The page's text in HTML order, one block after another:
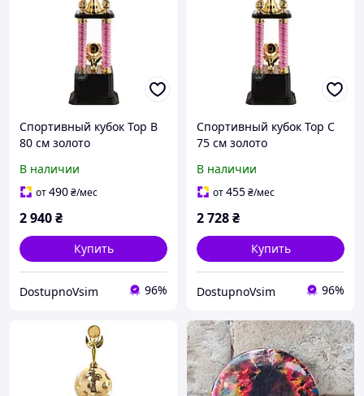
Спортивный кубок Top B
80 см золото
В наличии
от490₴/мес
2 940₴
Купить
DostupnoVsim 96%
Спортивный кубок Top C
75 см золото
В наличии
от455₴/мес
2 728₴
Купить
DostupnoVsim 96%